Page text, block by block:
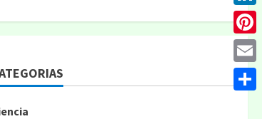
Email